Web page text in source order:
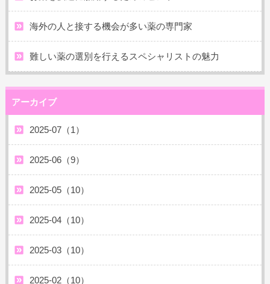
海外の人と接する機会が多い薬の専門家
難しい薬の選別を行えるスペシャリストの魅力
アーカイブ
2025-07（1）
2025-06（9）
2025-05（10）
2025-04（10）
2025-03（10）
2025-02（10）